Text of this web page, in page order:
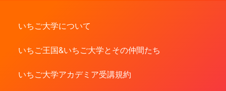
いちご大学について
いちご王国&いちご大学とその仲間たち
いちご大学アカデミア受講規約